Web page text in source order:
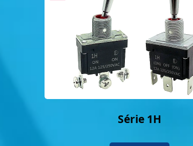
Série 1H